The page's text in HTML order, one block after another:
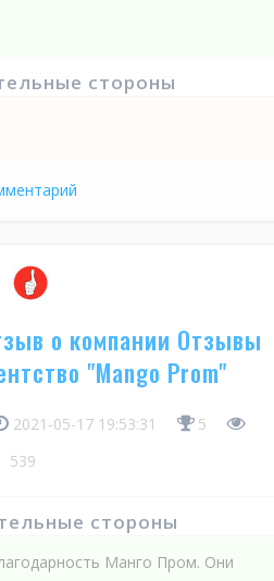
стороны
о компании Отзывы
"Mango Prom"
2021-05-17 19:53:31
5
539
стороны
Манго Пром. Они